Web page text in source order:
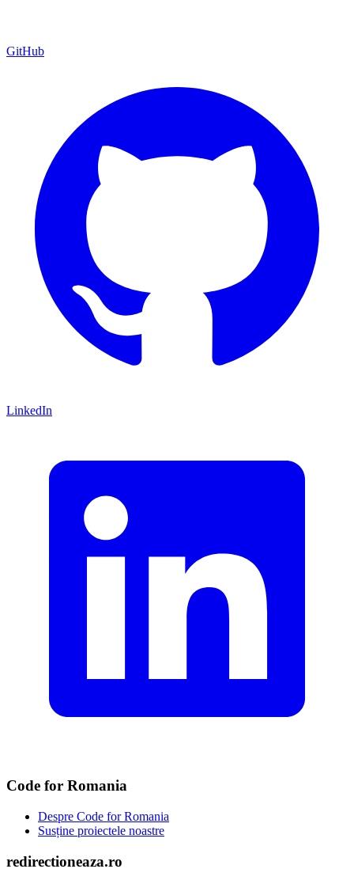
GitHub
LinkedIn
Code for Romania
Despre Code for Romania
Susține proiectele noastre
redirectioneaza.ro